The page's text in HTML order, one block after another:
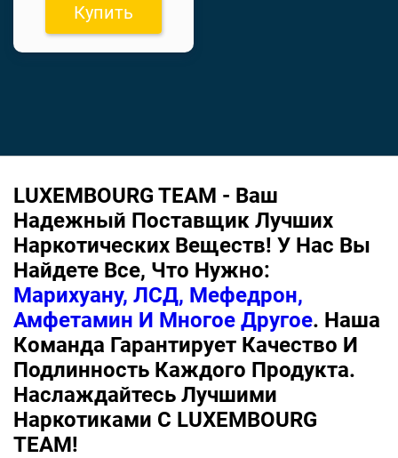
Купить
LUXEMBOURG TEAM - Ваш
Надежный Поставщик Лучших
Наркотических Веществ! У Нас Вы
Найдете Все, Что Нужно:
Марихуану, ЛСД, Мефедрон,
Амфетамин И Многое Другое. Наша
Команда Гарантирует Качество И
Подлинность Каждого Продукта.
Наслаждайтесь Лучшими
Наркотиками С LUXEMBOURG
TEAM!